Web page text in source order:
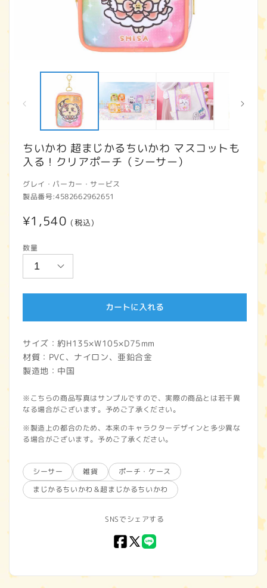
ちいかわ 超まじかるちいかわ マスコットも
入る！クリアポーチ（シーサー）
グレイ・パーカー・サービス
製品番号:4582662962651
通
価
格
¥1,540 (税込)
数量
カートに入れる
サイズ：約H135×W105×D75mm
材質：PVC、ナイロン、亜鉛合金
製造地：中国
※こちらの商品写真はサンプルですので、実際の商品とは若干異
なる場合がございます。予めご了承ください。
※製造上の都合のため、本来のキャラクターデザインと多少異な
る場合がございます。予めご了承ください。
シーサー 雑貨
ポーチ・ケース
まじかるちいかわ＆超まじかるちいかわ
SNSでシェアする
Facebook
X